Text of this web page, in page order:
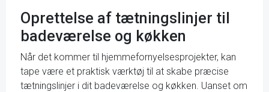
Oprettelse af tætningslinjer til
badeværelse og køkken
Når det kommer til hjemmefornyelsesprojekter, kan
tape være et praktisk værktøj til at skabe præcise
tætningslinjer i dit badeværelse og køkken. Uanset om